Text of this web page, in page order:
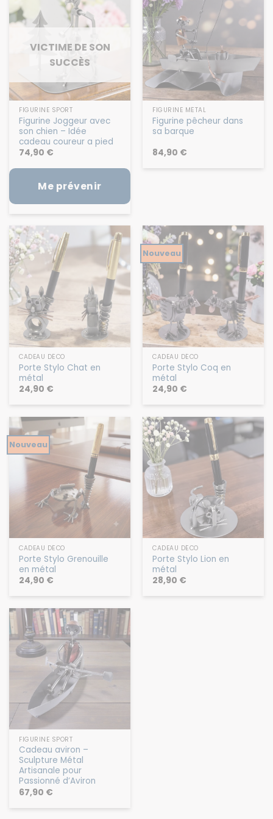
VICTIME DE SON
SUCCÈS
FIGURINE SPORT
Figurine Joggeur avec
son chien – Idée
cadeau coureur a pied
74,90 €
Me prévenir
FIGURINE MÉTAL
Figurine pêcheur dans
sa barque
84,90 €
CADEAU DÉCO
Porte Stylo Chat en
métal
24,90 €
Nouveau
CADEAU DÉCO
Porte Stylo Coq en
métal
24,90 €
Nouveau
CADEAU DÉCO
Porte Stylo Grenouille
en métal
24,90 €
CADEAU DÉCO
Porte Stylo Lion en
métal
28,90 €
FIGURINE SPORT
Cadeau aviron –
Sculpture Métal
Artisanale pour
Passionné d’Aviron
67,90 €